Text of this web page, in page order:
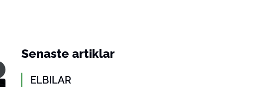
Senaste artiklar
ELBILAR